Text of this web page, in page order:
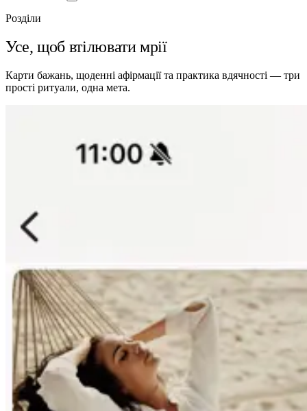
Розділи
Усе, щоб втілювати мрії
Карти бажань, щоденні афірмації та практика вдячності — три
прості ритуали, одна мета.